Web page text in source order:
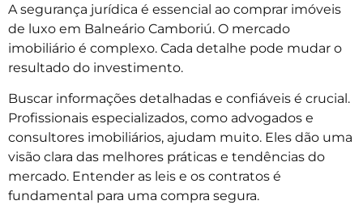
A segurança jurídica é essencial ao comprar imóveis
de luxo em Balneário Camboriú. O mercado
imobiliário é complexo. Cada detalhe pode mudar o
resultado do investimento.
Buscar informações detalhadas e confiáveis é crucial.
Profissionais especializados, como advogados e
consultores imobiliários, ajudam muito. Eles dão uma
visão clara das melhores práticas e tendências do
mercado. Entender as leis e os contratos é
fundamental para uma compra segura.